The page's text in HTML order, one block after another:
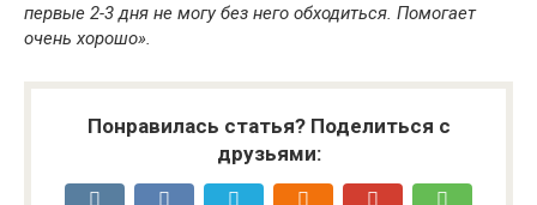
первые 2-3 дня не могу без него обходиться. Помогает
очень хорошо».
Понравилась статья? Поделиться с
друзьями: